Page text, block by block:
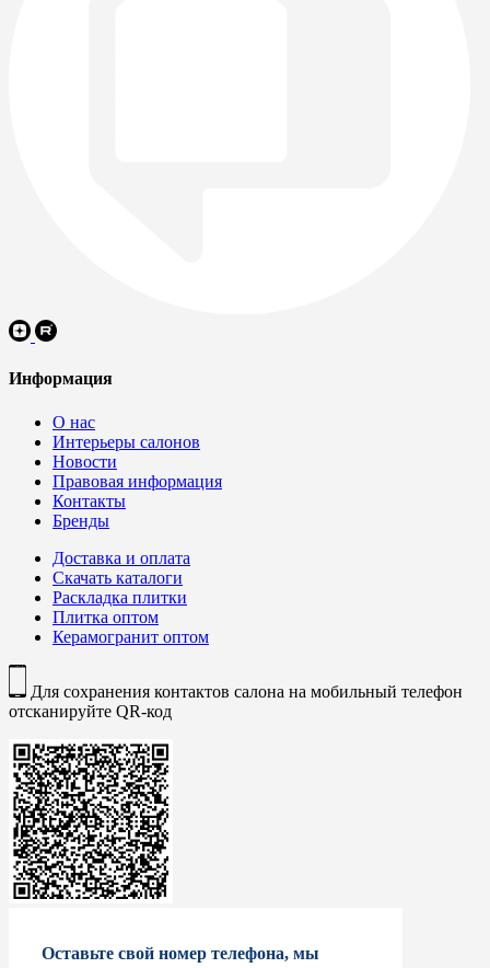
Информация
О нас
Интерьеры салонов
Новости
Правовая информация
Контакты
Бренды
Доставка и оплата
Скачать каталоги
Раскладка плитки
Плитка оптом
Керамогранит оптом
Для сохранения контактов салона на мобильный телефон
отсканируйте QR-код
Оставьте свой номер телефона, мы